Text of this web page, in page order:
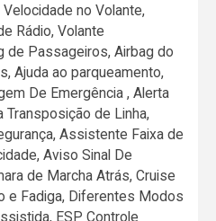
no Volante,
Rádio, Volante
de Passageiros, Airbag do
Ajuda ao parqueamento,
De Emergência , Alerta
Transposição de Linha,
Assistente Faixa de
Aviso Sinal De
de Marcha Atrás, Cruise
e Fadiga, Diferentes Modos
ESP Controle